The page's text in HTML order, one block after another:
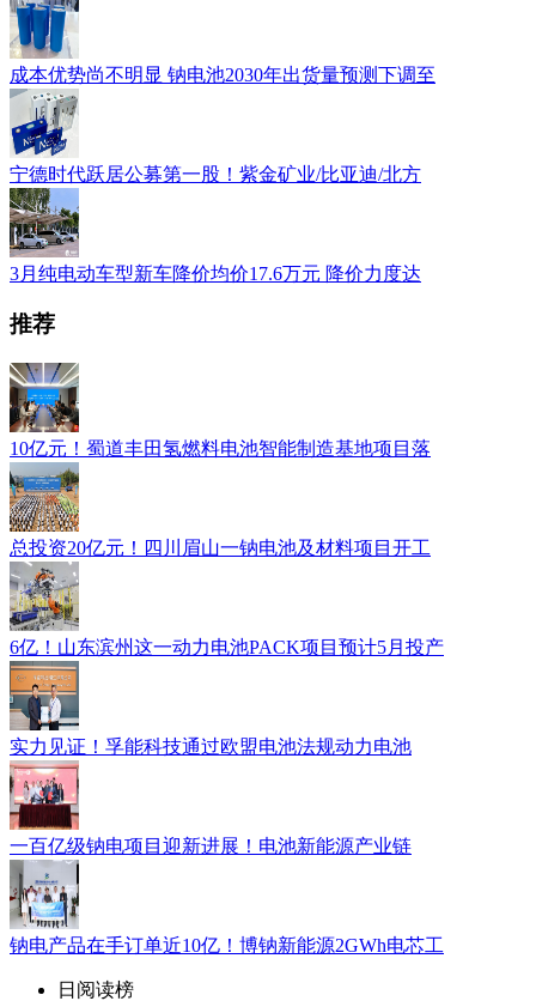
成本优势尚不明显 钠电池2030年出货量预测下调至
宁德时代跃居公募第一股！紫金矿业/比亚迪/北方
3月纯电动车型新车降价均价17.6万元 降价力度达
推荐
10亿元！蜀道丰田氢燃料电池智能制造基地项目落
总投资20亿元！四川眉山一钠电池及材料项目开工
6亿！山东滨州这一动力电池PACK项目预计5月投产
实力见证！孚能科技通过欧盟电池法规动力电池
一百亿级钠电项目迎新进展！电池新能源产业链
钠电产品在手订单近10亿！博钠新能源2GWh电芯工
日阅读榜